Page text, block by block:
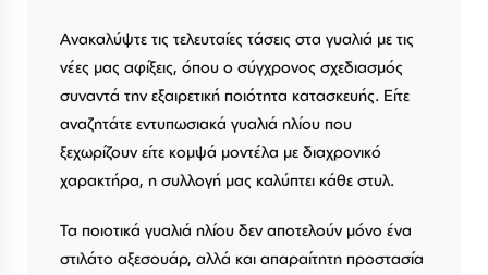
Ανακαλύψτε τις τελευταίες τάσεις στα γυαλιά με τις
νέες μας αφίξεις, όπου ο σύγχρονος σχεδιασμός
συναντά την εξαιρετική ποιότητα κατασκευής. Είτε
αναζητάτε εντυπωσιακά γυαλιά ηλίου που
ξεχωρίζουν είτε κομψά μοντέλα με διαχρονικό
χαρακτήρα, η συλλογή μας καλύπτει κάθε στυλ.
Τα ποιοτικά γυαλιά ηλίου δεν αποτελούν μόνο ένα
στιλάτο αξεσουάρ, αλλά και απαραίτητη προστασία